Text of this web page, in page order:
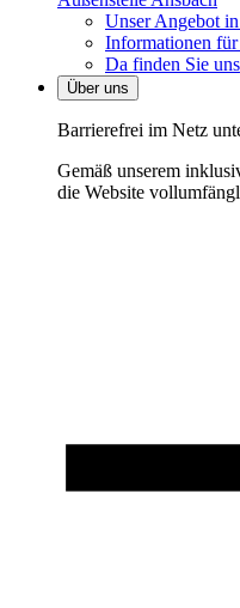
Unser Angebot
Informationen
Da finden Sie uns
Über uns
Barrierefrei im Netz
Gemäß unserem
die Website